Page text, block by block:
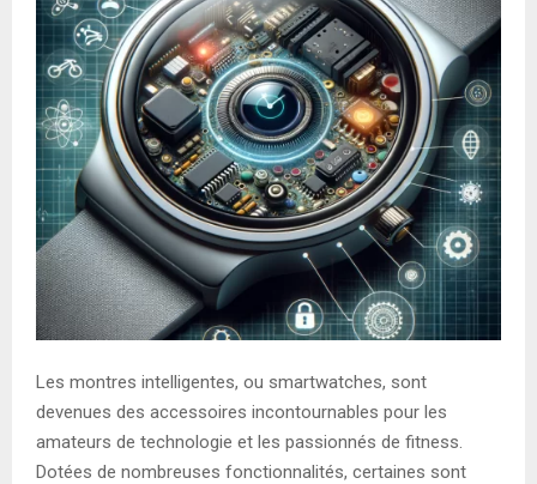
Les montres intelligentes, ou smartwatches, sont
devenues des accessoires incontournables pour les
amateurs de technologie et les passionnés de fitness.
Dotées de nombreuses fonctionnalités, certaines sont